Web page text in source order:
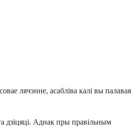
лячэнне, асабліва калі вы палавая
дзіцяці. Аднак пры правільным